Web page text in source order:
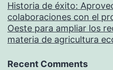
Historia de éxito:
colaboraciones con el
Oeste para ampliar los
materia de agricultura
Recent Comments